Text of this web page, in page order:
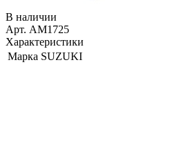
В наличии
Арт. AM1725
Характеристики
Марка SUZUKI